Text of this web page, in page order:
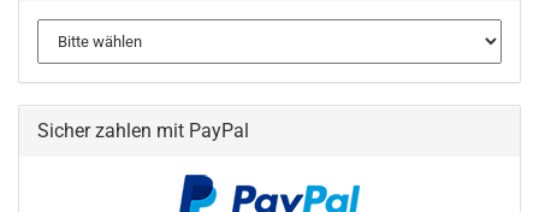
Sicher zahlen mit PayPal